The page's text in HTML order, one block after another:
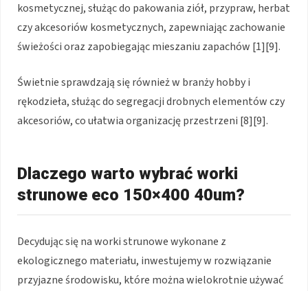
kosmetycznej, służąc do pakowania ziół, przypraw, herbat
czy akcesoriów kosmetycznych, zapewniając zachowanie
świeżości oraz zapobiegając mieszaniu zapachów [1][9].
Świetnie sprawdzają się również w branży hobby i
rękodzieła, służąc do segregacji drobnych elementów czy
akcesoriów, co ułatwia organizację przestrzeni [8][9].
Dlaczego warto wybrać worki
strunowe eco 150×400 40um?
Decydując się na worki strunowe wykonane z
ekologicznego materiału, inwestujemy w rozwiązanie
przyjazne środowisku, które można wielokrotnie używać